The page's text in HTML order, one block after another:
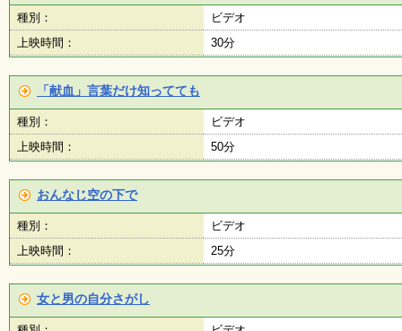
施
状
況
・
予
約
い
ち
ょ
う
並
種別：
ビデオ
上映時間：
30分
「献血」言葉だけ知ってても
種別：
ビデオ
上映時間：
50分
おんなじ空の下で
種別：
ビデオ
上映時間：
25分
女と男の自分さがし